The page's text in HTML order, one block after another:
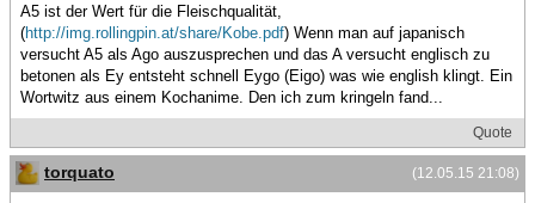
A5 ist der Wert für die Fleischqualität,
(http://img.rollingpin.at/share/Kobe.pdf) Wenn man auf japanisch
versucht A5 als Ago auszusprechen und das A versucht englisch zu
betonen als Ey entsteht schnell Eygo (Eigo) was wie english klingt. Ein
Wortwitz aus einem Kochanime. Den ich zum kringeln fand...
Quote
(12.05.15 21:08)
torquato